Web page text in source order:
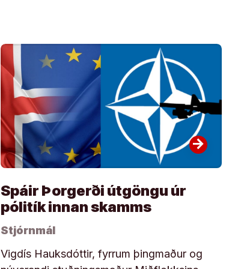
arrow_forward
Spáir Þorgerði útgöngu úr
pólitík innan skamms
Stjórnmál
Vigdís Hauksdóttir, fyrrum þingmaður og